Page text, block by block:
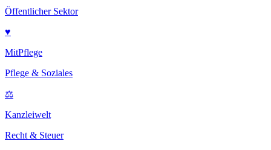
Öffentlicher Sektor
♥
MitPflege
Pflege & Soziales
⚖
Kanzleiwelt
Recht & Steuer